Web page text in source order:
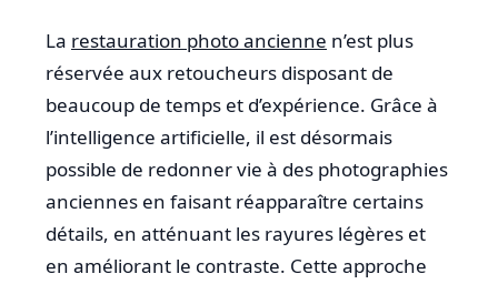
La restauration photo ancienne n’est plus
réservée aux retoucheurs disposant de
beaucoup de temps et d’expérience. Grâce à
l’intelligence artificielle, il est désormais
possible de redonner vie à des photographies
anciennes en faisant réapparaître certains
détails, en atténuant les rayures légères et
en améliorant le contraste. Cette approche